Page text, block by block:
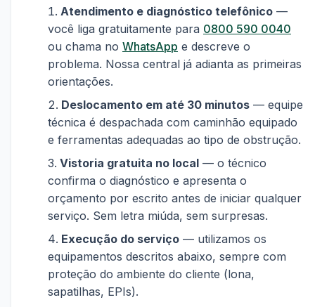
Atendimento e diagnóstico telefônico —
você liga gratuitamente para 0800 590 0040
ou chama no WhatsApp e descreve o
problema. Nossa central já adianta as primeiras
orientações.
Deslocamento em até 30 minutos — equipe
técnica é despachada com caminhão equipado
e ferramentas adequadas ao tipo de obstrução.
Vistoria gratuita no local — o técnico
confirma o diagnóstico e apresenta o
orçamento por escrito antes de iniciar qualquer
serviço. Sem letra miúda, sem surpresas.
Execução do serviço — utilizamos os
equipamentos descritos abaixo, sempre com
proteção do ambiente do cliente (lona,
sapatilhas, EPIs).